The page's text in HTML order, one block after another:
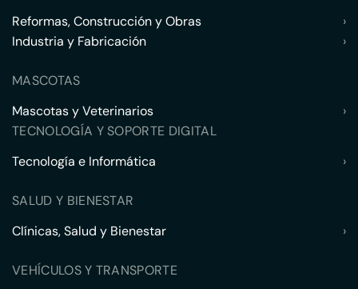
Reformas, Construcción y Obras
›
Industria y Fabricación
›
MASCOTAS
Mascotas y Veterinarios
›
TECNOLOGÍA Y SOPORTE DIGITAL
Tecnología e Informática
›
SALUD Y BIENESTAR
Clínicas, Salud y Bienestar
›
VEHÍCULOS Y TRANSPORTE